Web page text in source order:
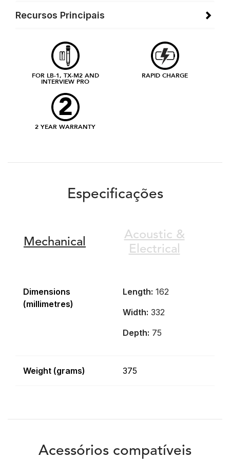
Recursos Principais
FOR LB-1, TX-M2 AND
INTERVIEW PRO
RAPID CHARGE
2 YEAR WARRANTY
Especificações
Mechanical
Acoustic &
Electrical
Dimensions
(millimetres)
Length: 162
Width: 332
Depth: 75
Weight (grams) 375
Acessórios compatíveis